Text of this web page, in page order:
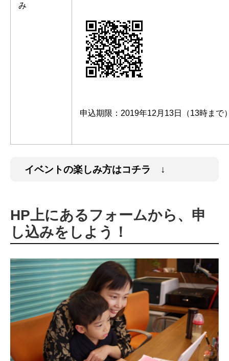
み
申込期限：2019年12月13日（13時まで
イベントの楽しみ方はコチラ ↓
HP上にあるフォームから、申
し込みをしよう！